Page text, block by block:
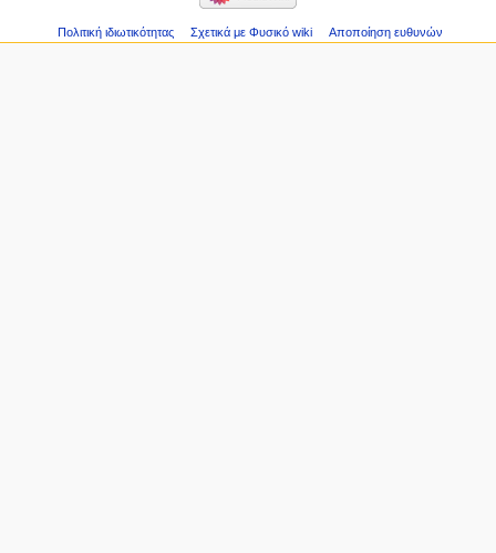
Πολιτική ιδιωτικότητας Σχετικά με Φυσικό wiki Αποποίηση ευθυνών